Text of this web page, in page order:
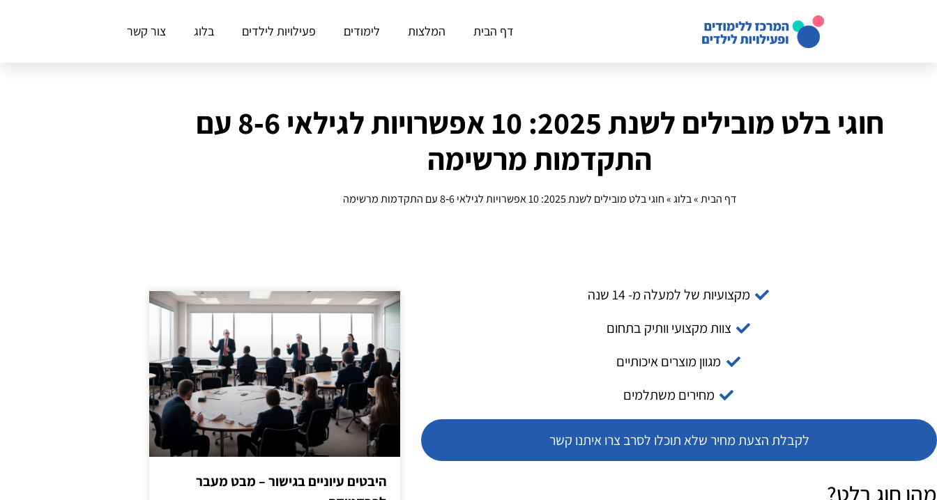
דף הבית המלצות לימודים פעילויות לילדים בלוג צור קשר
חוגי בלט מובילים לשנת 2025: 10 אפשרויות לגילאי 6‑8 עם
התקדמות מרשימה
דף הבית»בלוג»חוגי בלט מובילים לשנת 2025: 10 אפשרויות לגילאי 6‑8 עם התקדמות מרשימה
מקצועיות של למעלה מ- 14 שנה
צוות מקצועי וותיק בתחום
מגוון מוצרים איכותיים
מחירים משתלמים
לקבלת הצעת מחיר שלא תוכלו לסרב צרו איתנו קשר
מהו חוג בלט?
היבטים עיוניים בגישור – מבט מעבר